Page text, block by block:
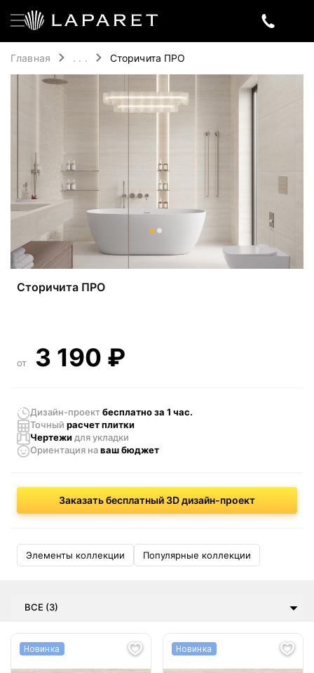
Главная . . . Сторичита ПРО
Сторичита ПРО
от 3 190 ₽
Дизайн-проектбесплатно за 1 час.
Точный расчет плитки
Чертежи для укладки
Ориентация наваш бюджет
Заказать бесплатный 3D дизайн-проект
Элементы коллекции Популярные коллекции
ВСЕ (3)
Новинка Новинка